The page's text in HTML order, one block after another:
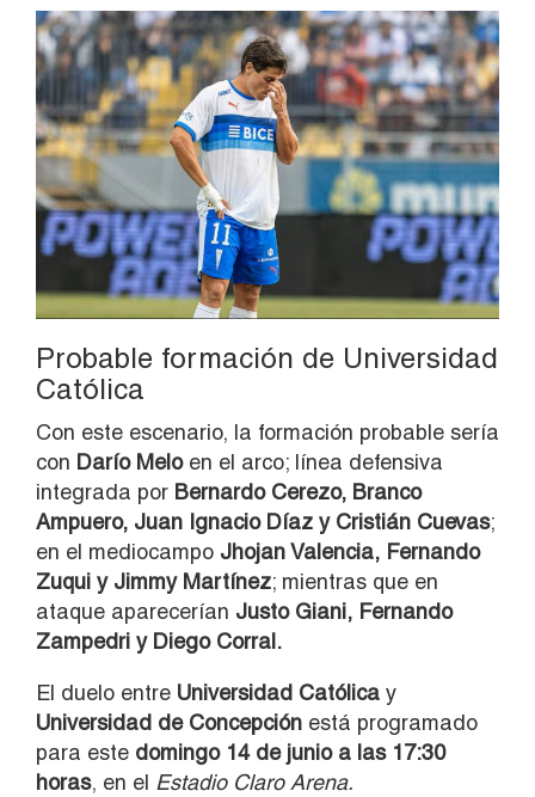
Probable formación de Universidad
Católica
Con este escenario, la formación probable sería
con Darío Meloen el arco; línea defensiva
integrada por Bernardo Cerezo, Branco
Ampuero, Juan Ignacio Díaz y Cristián Cuevas;
en el mediocampo Jhojan Valencia, Fernando
Zuqui y Jimmy Martínez; mientras que en
ataque aparecerían Justo Giani, Fernando
Zampedri y Diego Corral.
El duelo entre Universidad Católica y
Universidad de Concepción está programado
para este domingo 14 de junio a las 17:30
horas, en el Estadio Claro Arena.